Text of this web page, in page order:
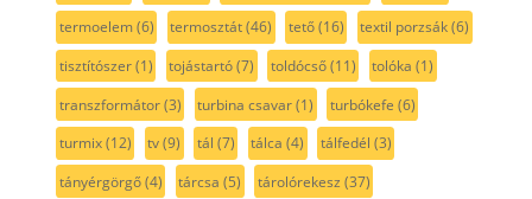
termoelem(6) termosztát(46) tető(16) textil porzsák(6)
tisztítószer(1) tojástartó(7) toldócső(11) tolóka (1)
transzformátor(3) turbina csavar(1) turbókefe (6)
turmix(12) tv(9) tál (7) tálca (4) tálfedél (3)
tányérgörgő(4) tárcsa (5) tárolórekesz (37)